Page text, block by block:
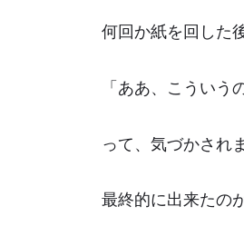
何回か紙を回した
「ああ、こういう
って、気づかされ
最終的に出来たの